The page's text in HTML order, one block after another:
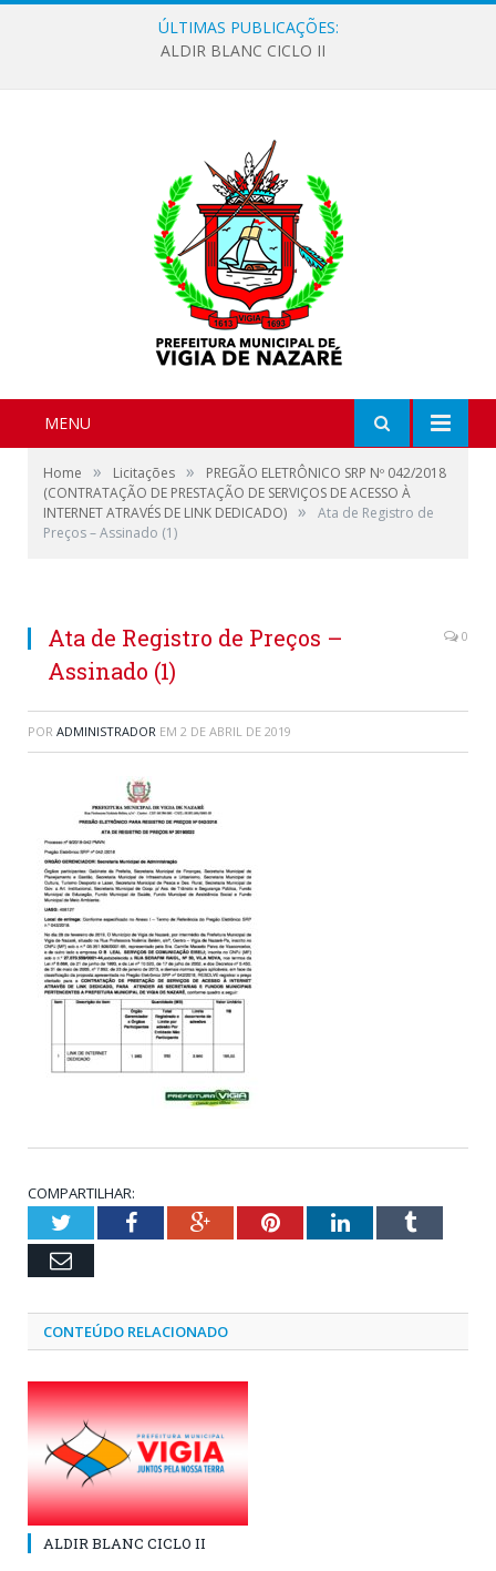
ÚLTIMAS PUBLICAÇÕES:
ALDIR BLANC CICLO II
MENU
Home » Licitações »
PREGÃO ELETRÔNICO SRP Nº 042/2018
(CONTRATAÇÃO DE PRESTAÇÃO DE SERVIÇOS DE ACESSO À
INTERNET ATRAVÉS DE LINK DEDICADO) »
Ata de Registro de
Preços – Assinado (1)
Ata de Registro de Preços –
Assinado (1)
0
POR ADMINISTRADOR EM 2 DE ABRIL DE 2019
COMPARTILHAR:
TwitterFacebookGoogle+PinterestLinkedInTumblr
Email
CONTEÚDO RELACIONADO
ALDIR BLANC CICLO II